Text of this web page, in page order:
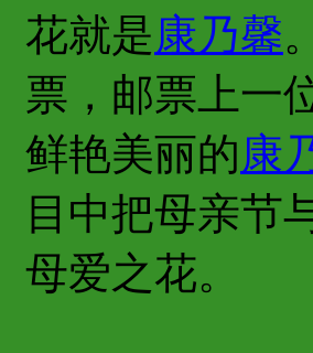
花就是康乃馨
票，邮票上一
鲜艳美丽的康
目中把母亲节
母爱之花。